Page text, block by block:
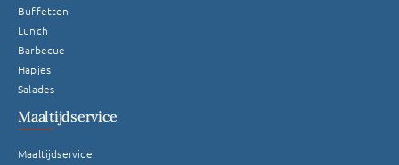
Buffetten
Lunch
Barbecue
Hapjes
Salades
Maaltijdservice
Maaltijdservice